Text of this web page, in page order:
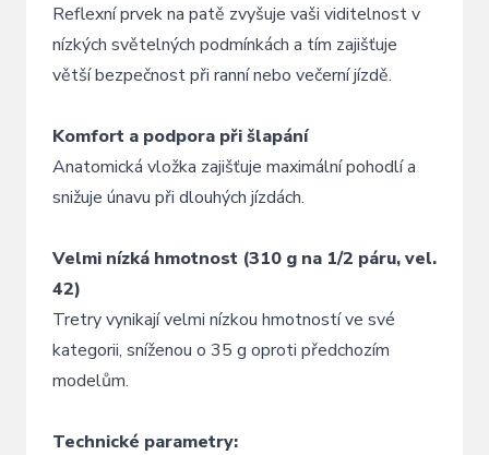
Reflexní prvek na patě zvyšuje vaši viditelnost v
nízkých světelných podmínkách a tím zajišťuje
větší bezpečnost při ranní nebo večerní jízdě.
Komfort a podpora při šlapání
Anatomická vložka zajišťuje maximální pohodlí a
snižuje únavu při dlouhých jízdách.
Velmi nízká hmotnost (310 g na 1/2 páru, vel.
42)
Tretry vynikají velmi nízkou hmotností ve své
kategorii, sníženou o 35 g oproti předchozím
modelům.
Technické parametry: